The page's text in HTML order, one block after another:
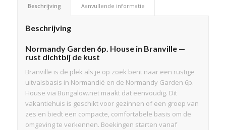
Beschrijving Aanvullende informatie
Beschrijving
Normandy Garden 6p. House in Branville —
rust dichtbij de kust
Branville is de plek als je op zoek bent naar een rustige
uitvalsbasis in Normandië en de Normandy Garden 6p.
House via Bungalow.net maakt dat eenvoudig. Dit
vakantiehuis is geschikt voor gezinnen of een groep van
zes en biedt een compacte, comfortabele basis om de
omgeving te verkennen. Boekingen starten vanaf